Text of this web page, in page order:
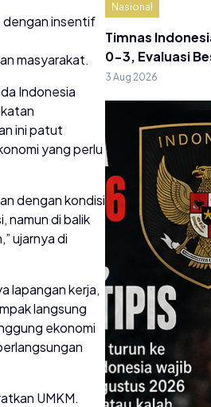
dengan insentif
masyarakat.
Indonesia
ini patut
yang perlu
dengan kondisi
namun di balik
ujarnya di
lapangan kerja,
langsung
ekonomi
UMKM.
Nasional
Timnas
0-3, Evaluasi
3 Aug 2026